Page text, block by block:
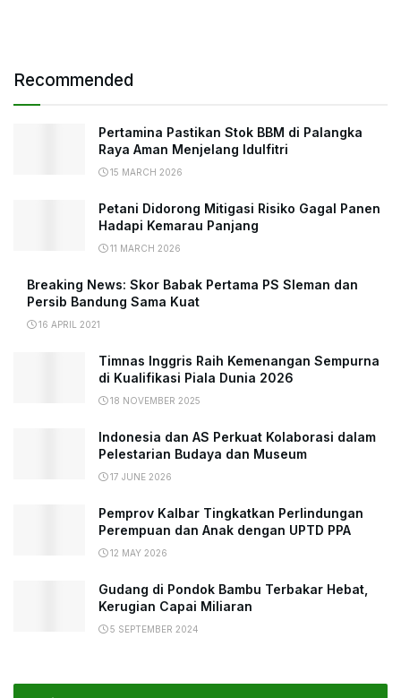
Recommended
Pertamina Pastikan Stok BBM di Palangka
Raya Aman Menjelang Idulfitri
15 MARCH 2026
Petani Didorong Mitigasi Risiko Gagal Panen
Hadapi Kemarau Panjang
11 MARCH 2026
Breaking News: Skor Babak Pertama PS Sleman dan
Persib Bandung Sama Kuat
16 APRIL 2021
Timnas Inggris Raih Kemenangan Sempurna
di Kualifikasi Piala Dunia 2026
18 NOVEMBER 2025
Indonesia dan AS Perkuat Kolaborasi dalam
Pelestarian Budaya dan Museum
17 JUNE 2026
Pemprov Kalbar Tingkatkan Perlindungan
Perempuan dan Anak dengan UPTD PPA
12 MAY 2026
Gudang di Pondok Bambu Terbakar Hebat,
Kerugian Capai Miliaran
5 SEPTEMBER 2024